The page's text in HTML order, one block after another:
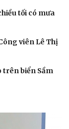
tối có mưa
viên Lê Thị
trên biển Sầm